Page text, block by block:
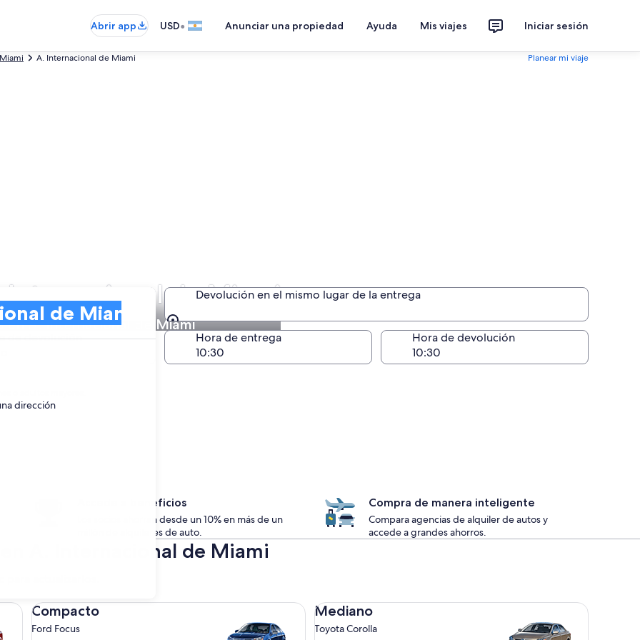
Abrir app USD• Anunciar una propiedad Ayuda Mis viajes Iniciar sesión
Miami A. Internacional de Miami Planear mi viaje
Internacional de Miami
en A. Internacional de Miami
dirección
Devolución en el mismo lugar de la entrega
Devolución en el mismo lugar de la entrega
de devolución
Hora de entrega Hora de devolución
o adultos mayores.
Accede a beneficios
Los socios ahorran desde un 10% en más de un
millón de alquileres de auto.
Compra de manera inteligente
Compara agencias de alquiler de autos y
accede a grandes ahorros.
A. Internacional de Miami
Compacto
Ford Focus
Compacto Ford Focus
Mediano
Toyota Corolla
Mediano Toyota Corolla